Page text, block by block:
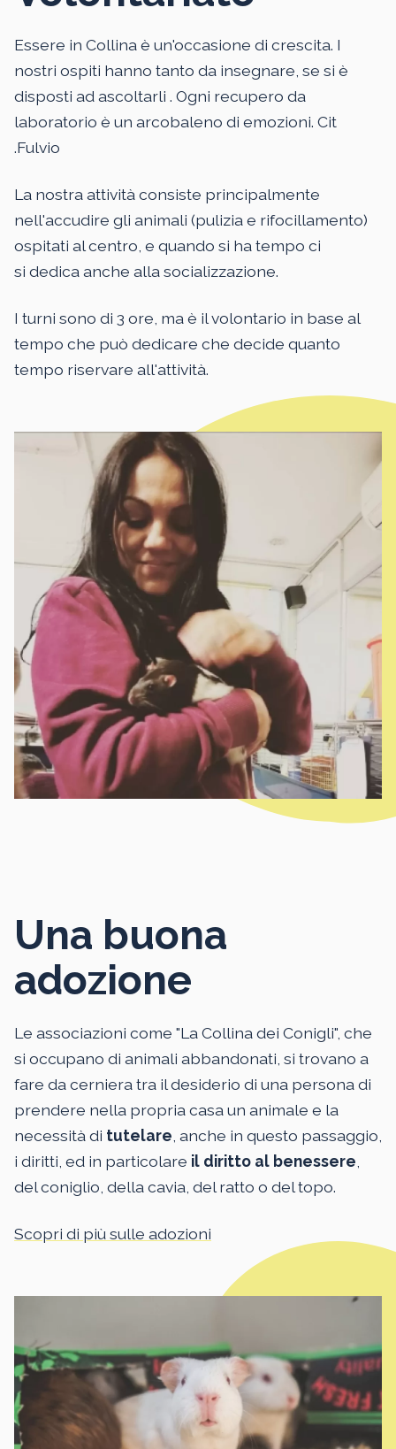
Essere in Collina è un'occasione di crescita. I
nostri ospiti hanno tanto da insegnare, se si è
disposti ad ascoltarli . Ogni recupero da
laboratorio è un arcobaleno di emozioni. Cit
.Fulvio
La nostra attività consiste principalmente
nell'accudire gli animali (pulizia e rifocillamento)
ospitati al centro, e quando si ha tempo ci
si dedica anche alla socializzazione.
I turni sono di 3 ore, ma è il volontario in base al
tempo che può dedicare che decide quanto
tempo riservare all'attività.
Una buona
adozione
Le associazioni come "La Collina dei Conigli", che
si occupano di animali abbandonati, si trovano a
fare da cerniera tra il desiderio di una persona di
prendere nella propria casa un animale e la
necessità di tutelare, anche in questo passaggio,
i diritti, ed in particolare il diritto al benessere,
del coniglio, della cavia, del ratto o del topo.
Scopri di più sulle adozioni